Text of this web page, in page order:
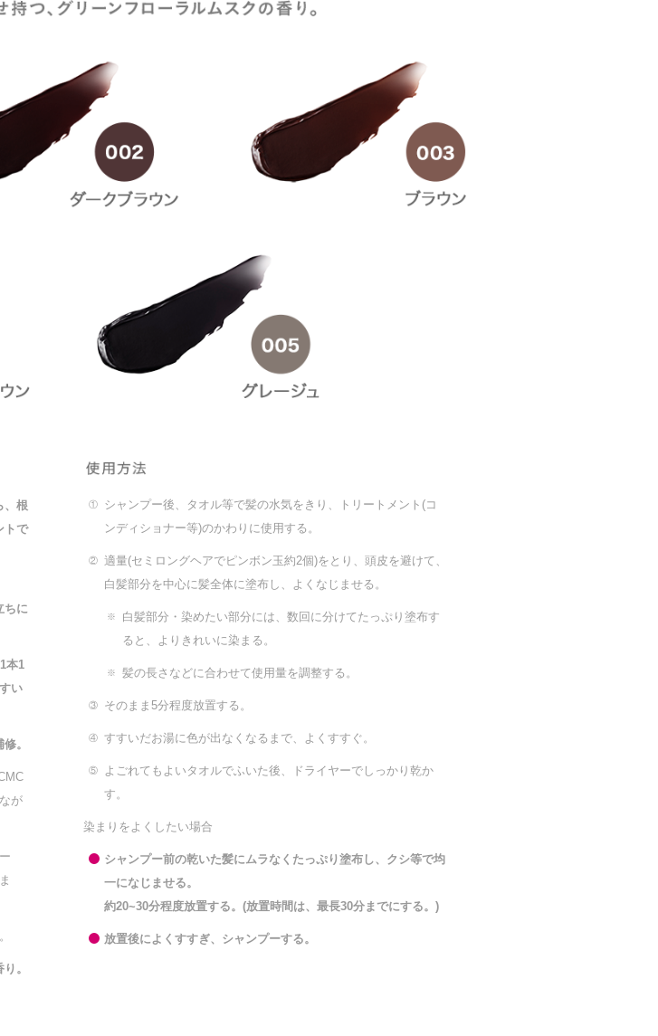
、根
トで
ちに
本1
い
。
が
。
①
シャンプー後、タオル等で髪の水気をきり、トリートメント(コ
ンディショナー等)のかわりに使用する。
②
適量(セミロングヘアでピンボン玉約2個)をとり、頭皮を避けて、
白髪部分を中心に髪全体に塗布し、よくなじませる。
※
白髪部分・染めたい部分には、数回に分けてたっぷり塗布す
ると、よりきれいに染まる。
※ 髪の長さなどに合わせて使用量を調整する。
③ そのまま5分程度放置する。
④ すすいだお湯に色が出なくなるまで、よくすすぐ。
⑤
よごれてもよいタオルでふいた後、ドライヤーでしっかり乾か
す。
染まりをよくしたい場合
シャンプー前の乾いた髪にムラなくたっぷり塗布し、クシ等で均
一になじませる。
約20~30分程度放置する。(放置時間は、最長30分までにする。)
放置後によくすすぎ、シャンプーする。